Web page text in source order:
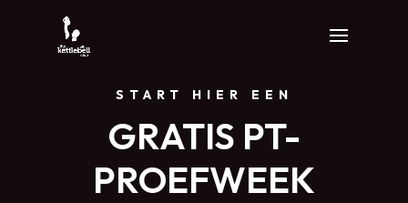
START HIER EEN
GRATIS PT-
PROEFWEEK